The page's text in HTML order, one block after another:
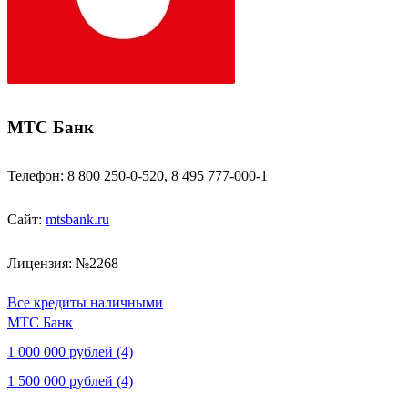
МТС Банк
Телефон: 8 800 250-0-520, 8 495 777-000-1
Сайт: mtsbank.ru
Лицензия: №2268
Все кредиты наличными
МТС Банк
1 000 000 рублей (4)
1 500 000 рублей (4)